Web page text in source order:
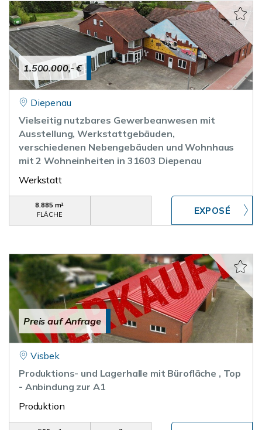
1.500.000,- €
Diepenau
Vielseitig nutzbares Gewerbeanwesen mit
Ausstellung, Werkstattgebäuden,
verschiedenen Nebengebäuden und Wohnhaus
mit 2 Wohneinheiten in 31603 Diepenau
Werkstatt
8.885 m²
FLÄCHE
Preis auf Anfrage
Visbek
Produktions- und Lagerhalle mit Bürofläche , Top
- Anbindung zur A1
Produktion